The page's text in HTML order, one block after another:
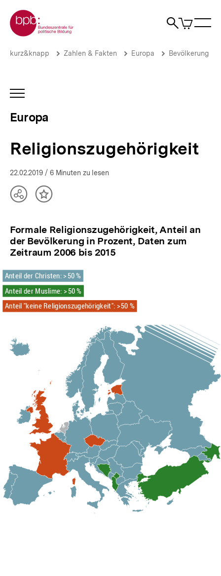
zum
Seiteninhalt
springen
Zur Startseite der bpb
Suche
Artikel
im
Religionszugehörigkeit
bpb.de
Brotkrümelnavigation
Pfadnavigation
kurz&knapp Zahlen & Fakten Europa Bevölkerung
INHALTSNAVIGATION
Europa
Religionszugehörigkeit
22.02.2019 / 6 Minuten zu lesen
TeilenInhalt
Formale Religionszugehörigkeit, Anteil an
der Bevölkerung in Prozent, Daten zum
Zeitraum 2006 bis 2015